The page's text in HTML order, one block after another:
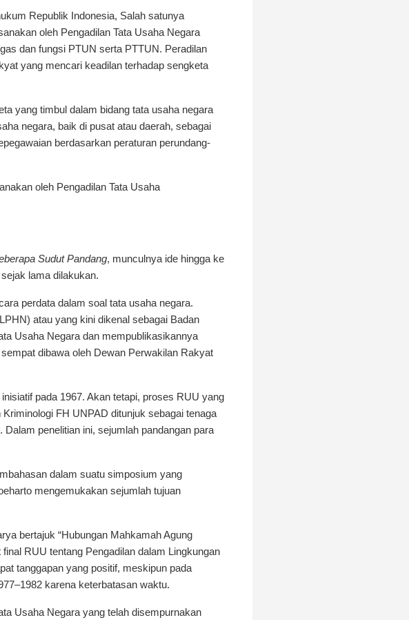
Republik Indonesia, Salah satunya
oleh Pengadilan Tata Usaha Negara
dan fungsi PTUN serta PTTUN. Peradilan
yang mencari keadilan terhadap sengketa
yang timbul dalam bidang tata usaha negara
negara, baik di pusat atau daerah, sebagai
berdasarkan peraturan perundang-
oleh Pengadilan Tata Usaha
Sudut Pandang, munculnya ide hingga ke
lama dilakukan.
perdata dalam soal tata usaha negara.
atau yang kini dikenal sebagai Badan
Usaha Negara dan mempublikasikannya
dibawa oleh Dewan Perwakilan Rakyat
pada 1967. Akan tetapi, proses RUU yang
FH UNPAD ditunjuk sebagai tenaga
penelitian ini, sejumlah pandangan para
dalam suatu simposium yang
mengemukakan sejumlah tujuan
bertajuk “Hubungan Mahkamah Agung
RUU tentang Pengadilan dalam Lingkungan
tanggapan yang positif, meskipun pada
karena keterbatasan waktu.
Usaha Negara yang telah disempurnakan